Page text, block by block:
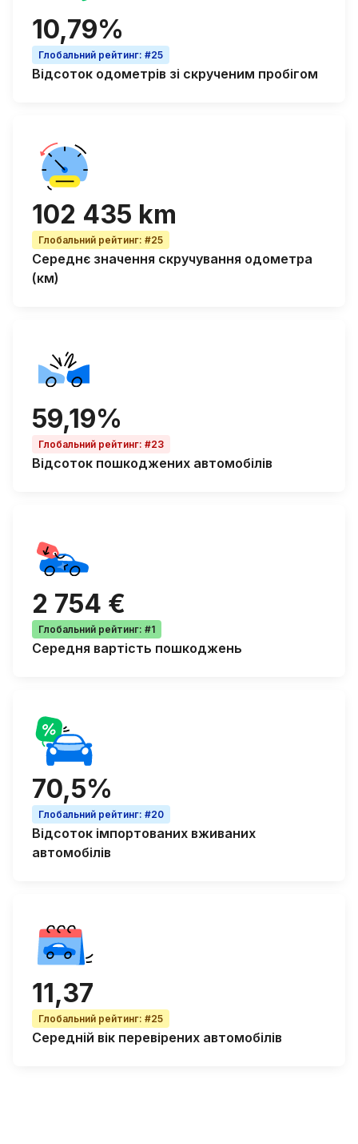
10,79%
Глобальний рейтинг: #25
Відсоток одометрів зі скрученим пробігом
102 435 km
Глобальний рейтинг: #25
Середнє значення скручування одометра
(км)
59,19%
Глобальний рейтинг: #23
Відсоток пошкоджених автомобілів
2 754 €
Глобальний рейтинг: #1
Середня вартість пошкоджень
70,5%
Глобальний рейтинг: #20
Відсоток імпортованих вживаних
автомобілів
11,37
Глобальний рейтинг: #25
Середній вік перевірених автомобілів